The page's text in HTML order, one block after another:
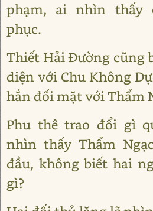
phạm, ai nhìn thấy
phục.
Thiết Hải Đường cũng
diện với Chu Không
hắn đối mặt với Thẩm
Phu thê trao đổi gì
nhìn thấy Thẩm
đầu, không biết hai
gì?